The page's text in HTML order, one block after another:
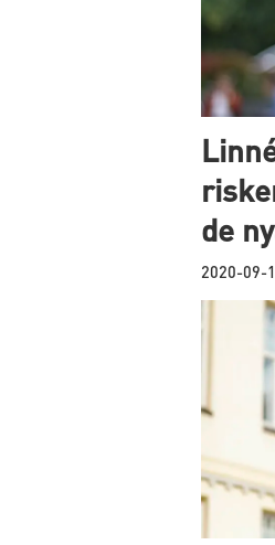
de
2020-09-